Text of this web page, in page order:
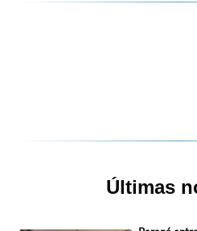
Últimas